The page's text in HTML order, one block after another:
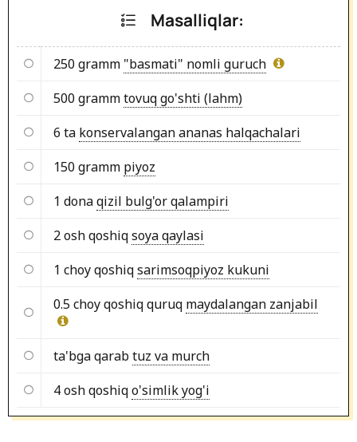
Masalliqlar:
250 gramm "basmati" nomli guruch
500 grammtovuq go'shti (lahm)
6 ta konservalangan ananas halqachalari
150 gramm piyoz
1 donaqizil bulg'or qalampiri
2 osh qoshiqsoya qaylasi
1 choy qoshiqsarimsoqpiyoz kukuni
0.5 choy qoshiq quruq maydalangan zanjabil
ta'bga qarabtuz va murch
4 osh qoshiqo'simlik yog'i